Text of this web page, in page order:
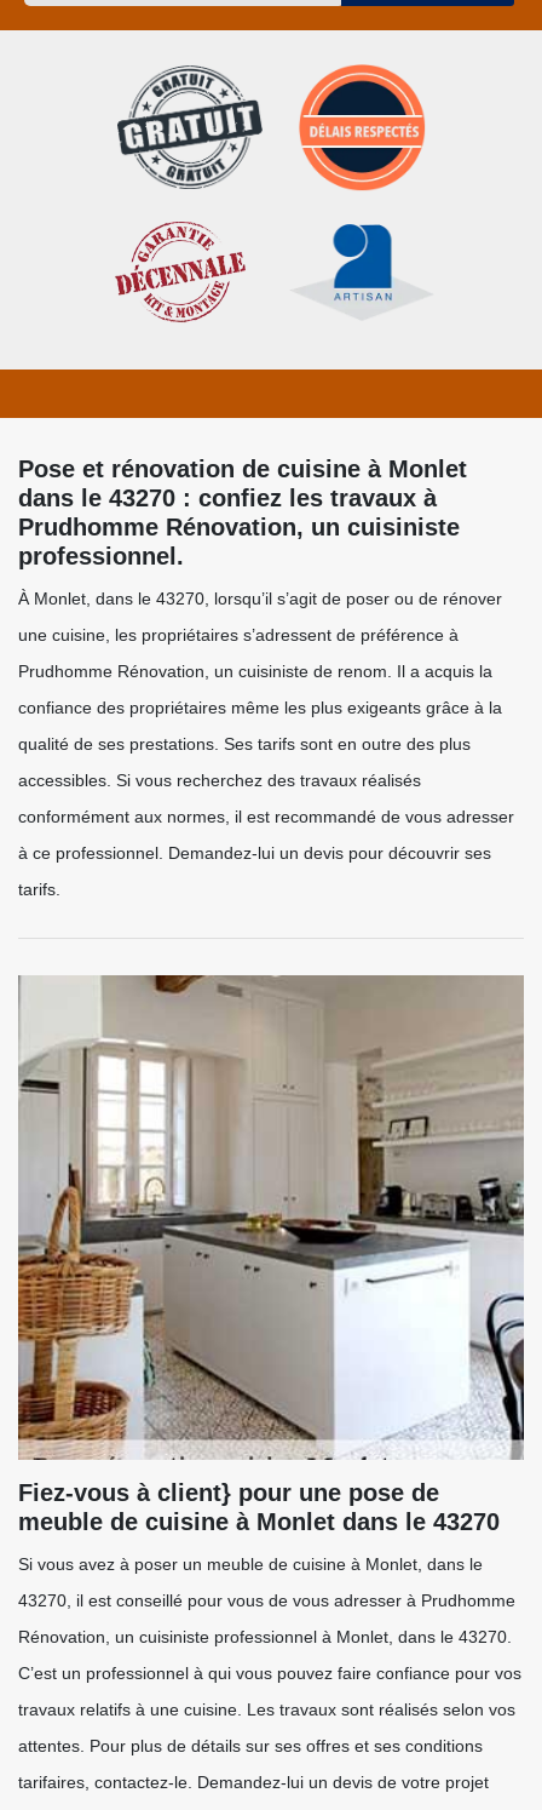
Pose et rénovation de cuisine à Monlet
dans le 43270 : confiez les travaux à
Prudhomme Rénovation, un cuisiniste
professionnel.
À Monlet, dans le 43270, lorsqu’il s’agit de poser ou de rénover
une cuisine, les propriétaires s’adressent de préférence à
Prudhomme Rénovation, un cuisiniste de renom. Il a acquis la
confiance des propriétaires même les plus exigeants grâce à la
qualité de ses prestations. Ses tarifs sont en outre des plus
accessibles. Si vous recherchez des travaux réalisés
conformément aux normes, il est recommandé de vous adresser
à ce professionnel. Demandez-lui un devis pour découvrir ses
tarifs.
Fiez-vous à client} pour une pose de
meuble de cuisine à Monlet dans le 43270
Si vous avez à poser un meuble de cuisine à Monlet, dans le
43270, il est conseillé pour vous de vous adresser à Prudhomme
Rénovation, un cuisiniste professionnel à Monlet, dans le 43270.
C’est un professionnel à qui vous pouvez faire confiance pour vos
travaux relatifs à une cuisine. Les travaux sont réalisés selon vos
attentes. Pour plus de détails sur ses offres et ses conditions
tarifaires, contactez-le. Demandez-lui un devis de votre projet